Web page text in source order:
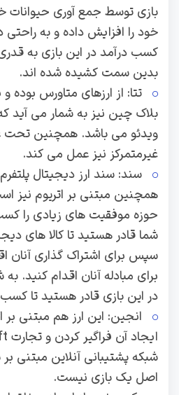
بازی توسط جمع آوری حیوانات
خود را افزایش داده و به
کسب درآمد در این بازی به
بدین سمت کشیده شده اند.
تتا: از ارزهای متاورس
بلاک چین نیز به شمار می آید
ویدئو می باشد. همچنین تحت
غیرمتمرکز نیز عمل می کند.
سند: سند ارز دیجیتال
همچنین مبتنی بر اتریوم نیز
حوزه موفقیت های زیادی را
شما قادر هستید تا کالا های
سپس برای اشتراک گذاری آنان
برای مبادله آنان اقدام کنید.
در این بازی قادر هستید تا
انجین: این ارز هم مبتنی بر
شبکه پشتیبانی آنلاین مبتنی
اصل یک بازی نیست.